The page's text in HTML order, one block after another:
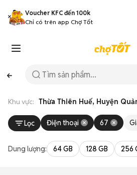
Voucher KFC đến 100k
Chỉ có trên app Chợ Tốt
Khu vực: Thừa Thiên Huế, Huyện
Lọc Điện thoại 67
Dung lượng: 64 GB 128 GB 256